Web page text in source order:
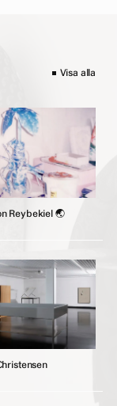
Visa alla
n Reybekiel 
hristensen